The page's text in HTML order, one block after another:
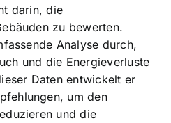
darin, die
zu bewerten.
Analyse durch,
und die Energieverluste
Daten entwickelt er
um den
und die